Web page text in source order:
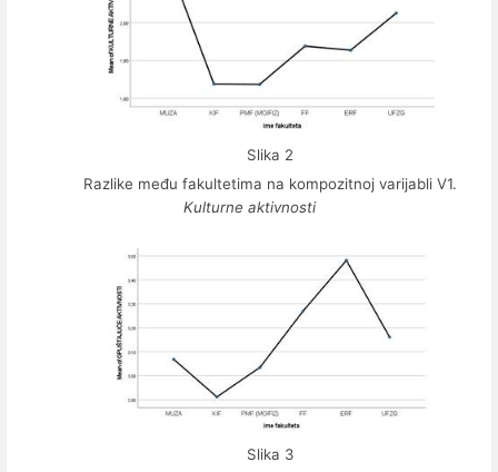
Slika 2
Razlike među fakultetima na kompozitnoj varijabli V1.
Kulturne aktivnosti
Slika 3